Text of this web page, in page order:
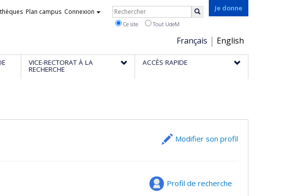
Je donne
Choix
de
la
Français English
Plan campus Connexion Rechercher
Ce site Tout UdeM
VICE-RECTORAT À LA
RECHERCHE
ACCÈS RAPIDE
Modifier son profil
Profil de recherche